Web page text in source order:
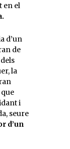
en el
d’un
de
la
i
seure
d’un